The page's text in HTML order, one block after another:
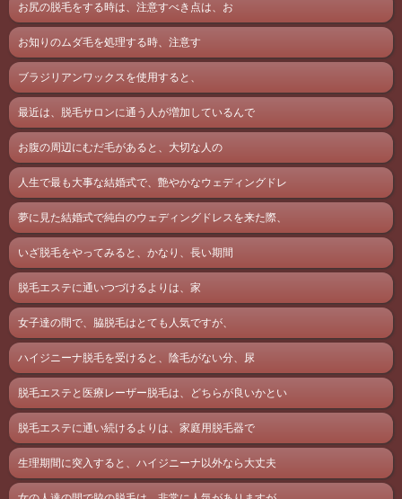
お尻の脱毛をする時は、注意すべき点は、お
お知りのムダ毛を処理する時、注意す
ブラジリアンワックスを使用すると、
最近は、脱毛サロンに通う人が増加しているんで
お腹の周辺にむだ毛があると、大切な人の
人生で最も大事な結婚式で、艶やかなウェディングドレ
夢に見た結婚式で純白のウェディングドレスを来た際、
いざ脱毛をやってみると、かなり、長い期間
脱毛エステに通いつづけるよりは、家
女子達の間で、脇脱毛はとても人気ですが、
ハイジニーナ脱毛を受けると、陰毛がない分、尿
脱毛エステと医療レーザー脱毛は、どちらが良いかとい
脱毛エステに通い続けるよりは、家庭用脱毛器で
生理期間に突入すると、ハイジニーナ以外なら大丈夫